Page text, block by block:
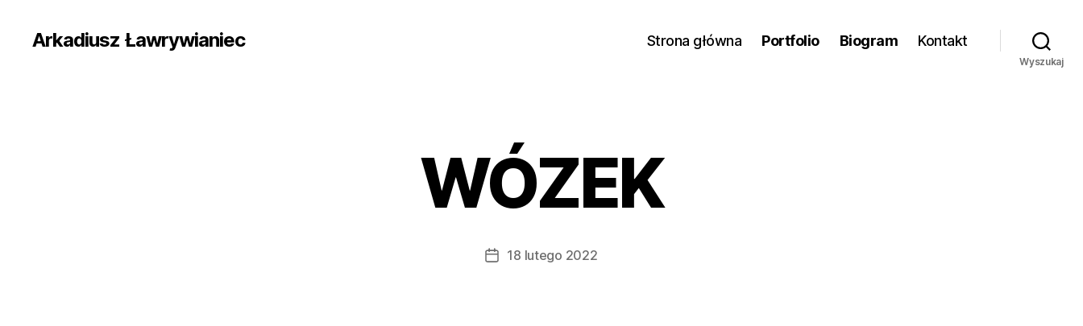
Arkadiusz Ławrywianiec Strona główna Portfolio Biogram Kontakt
Wyszukaj
WÓZEK
Data18 lutego 2022